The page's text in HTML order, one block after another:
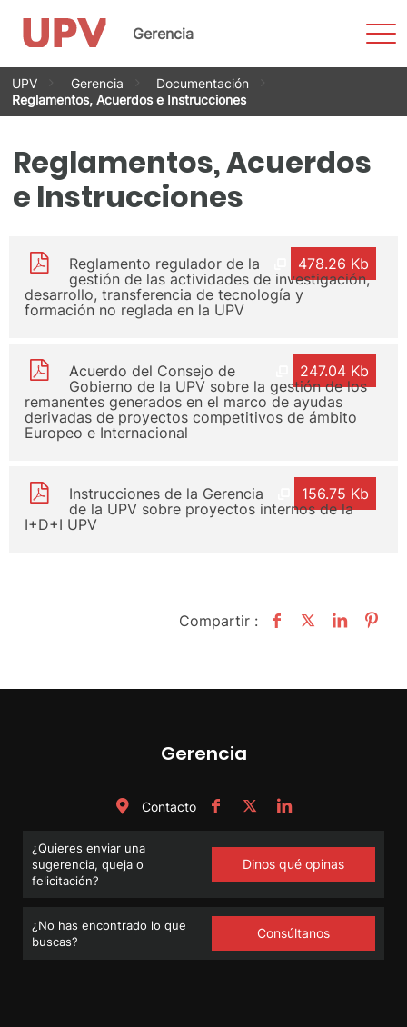
Saltar
contenido
Gerencia
UPV Gerencia
Documentación
Reglamentos, Acuerdos e Instrucciones
Reglamentos, Acuerdos
e Instrucciones
478.26 Kb
Reglamento regulador de la
gestión de las actividades de investigación,
desarrollo, transferencia de tecnología y
formación no reglada en la UPV
247.04 Kb
Acuerdo del Consejo de
Gobierno de la UPV sobre la gestión de los
remanentes generados en el marco de ayudas
derivadas de proyectos competitivos de ámbito
Europeo e Internacional
156.75 Kb
Instrucciones de la Gerencia
de la UPV sobre proyectos internos de la
I+D+I UPV
Compartir :
Gerencia
Contacto
¿Quieres enviar una
sugerencia, queja o
felicitación?
Dinos qué opinas
¿No has encontrado lo que
buscas?
Consúltanos